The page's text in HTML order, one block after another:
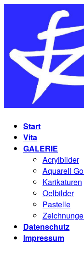
Start
Vita
GALERIE
Acrylbilder
Aquarell
Karikaturen
Oelbilder
Pastelle
Datenschutz
Impressum